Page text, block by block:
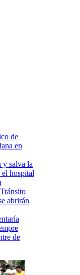
de
en
y salva la
hospital
abrirán
de